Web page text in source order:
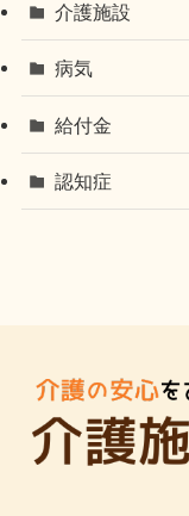
介護施設
病気
給付金
認知症